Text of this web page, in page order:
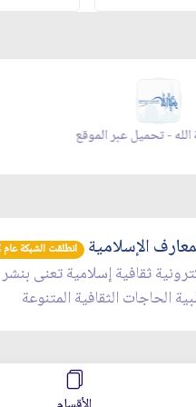
زاد
الإسلامية انطلقت الشبكة عام 2002م.
ثقافية إسلامية تعنى
الحاجات الثقافية المتنوعة